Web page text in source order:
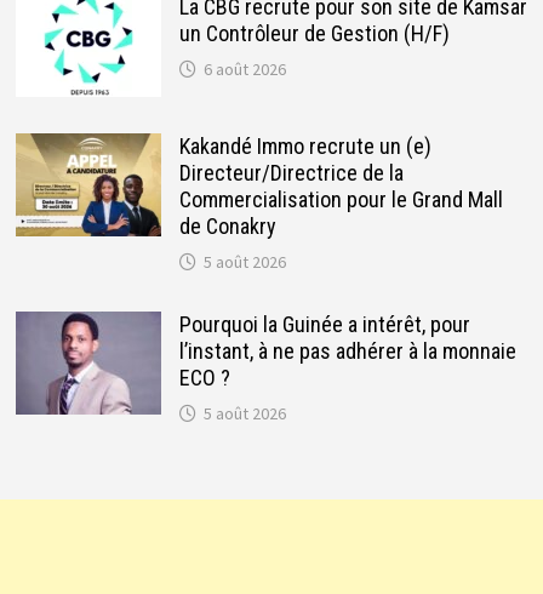
La CBG recrute pour son site de Kamsar
un Contrôleur de Gestion (H/F)
6 août 2026
Kakandé Immo recrute un (e)
Directeur/Directrice de la
Commercialisation pour le Grand Mall
de Conakry
5 août 2026
Pourquoi la Guinée a intérêt, pour
l’instant, à ne pas adhérer à la monnaie
ECO ?
5 août 2026